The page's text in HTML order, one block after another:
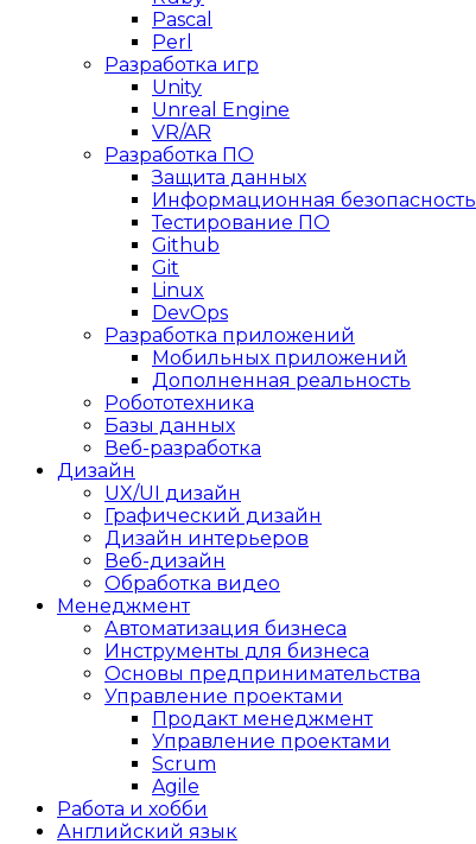
Pascal
Perl
Разработка игр
Unity
Unreal Engine
VR/AR
Разработка ПО
Защита данных
Информационная безопасность
Тестирование ПО
Github
Git
Linux
DevOps
Разработка приложений
Мобильных приложений
Дополненная реальность
Робототехника
Базы данных
Веб-разработка
Дизайн
UX/UI дизайн
Графический дизайн
Дизайн интерьеров
Веб-дизайн
Обработка видео
Менеджмент
Автоматизация бизнеса
Инструменты для бизнеса
Основы предпринимательства
Управление проектами
Продакт менеджмент
Управление проектами
Scrum
Agile
Работа и хобби
Английский язык